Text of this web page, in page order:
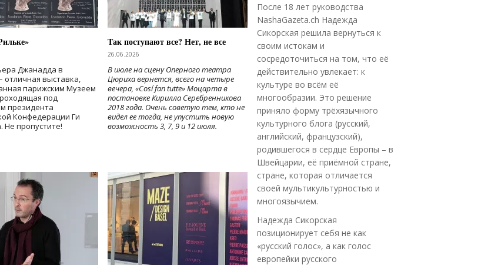
Джанадда в
отличная выставка,
парижским Музеем
под
президента
Конфедерации Ги
Не пропустите!
Так поступают все? Нет, не все
26.06.2026
В июле на сцену Оперного театра
Цюриха вернется, всего на четыре
вечера, «Cosí fan tutte» Моцарта в
постановке Кирилла Серебренникова
2018 года. Очень советую тем, кто не
видел ее тогда, не упустить новую
возможность 3, 7, 9 и 12 июля.
После 18 лет руководства
NashaGazeta.ch Надежда
Сикорская решила вернуться к
своим истокам и
сосредоточиться на том, что её
действительно увлекает: к
культуре во всём её
многообразии. Это решение
приняло форму трёхязычного
культурного блога (русский,
английский, французский),
родившегося в сердце Европы – в
Швейцарии, её приёмной стране,
стране, которая отличается
своей мультикультурностью и
многоязычием.
Надежда Сикорская
позиционирует себя не как
«русский голос», а как голос
европейки русского